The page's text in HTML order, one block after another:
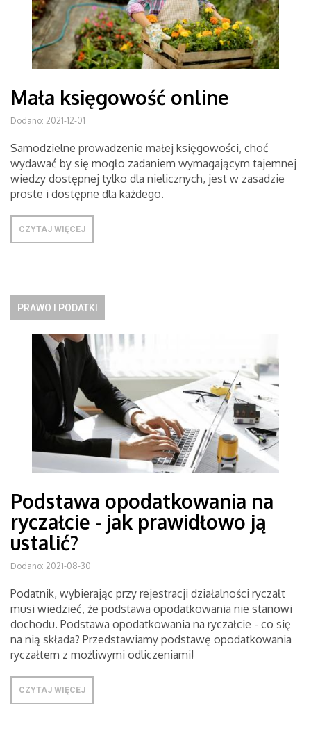
Mała księgowość online
Dodano: 2021-12-01
Samodzielne prowadzenie małej księgowości, choć
wydawać by się mogło zadaniem wymagającym tajemnej
wiedzy dostępnej tylko dla nielicznych, jest w zasadzie
proste i dostępne dla każdego.
CZYTAJ WIĘCEJ
PRAWO I PODATKI
Podstawa opodatkowania na
ryczałcie - jak prawidłowo ją
ustalić?
Dodano: 2021-08-30
Podatnik, wybierając przy rejestracji działalności ryczałt
musi wiedzieć, że podstawa opodatkowania nie stanowi
dochodu. Podstawa opodatkowania na ryczałcie - co się
na nią składa? Przedstawiamy podstawę opodatkowania
ryczałtem z możliwymi odliczeniami!
CZYTAJ WIĘCEJ